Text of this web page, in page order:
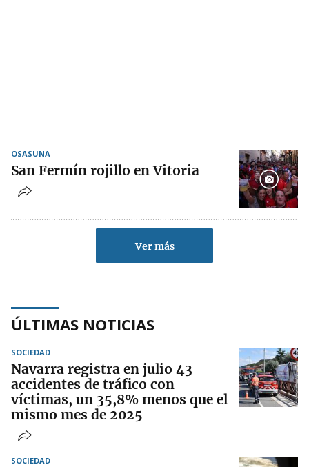
OSASUNA
San Fermín rojillo en Vitoria
Ver más
ÚLTIMAS NOTICIAS
SOCIEDAD
Navarra registra en julio 43
accidentes de tráfico con
víctimas, un 35,8% menos que el
mismo mes de 2025
SOCIEDAD